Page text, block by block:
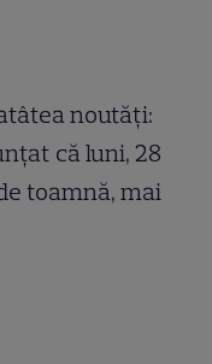
noutăți:
că luni, 28
toamnă, mai